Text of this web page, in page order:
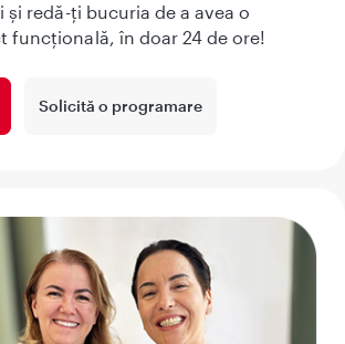
și redă-ți bucuria de a avea o
funcțională, în doar 24 de ore!
Solicită o programare